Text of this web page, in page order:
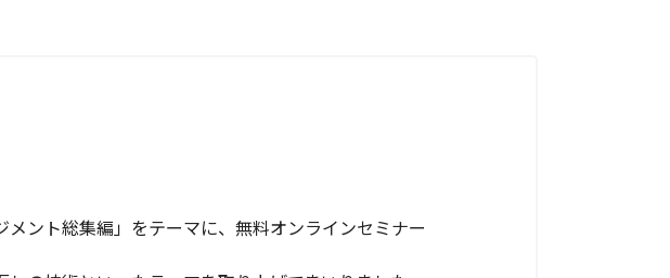
ント総集編」をテーマに、無料オンラインセミナー